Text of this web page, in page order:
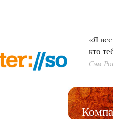
«Я
кто
Сэм